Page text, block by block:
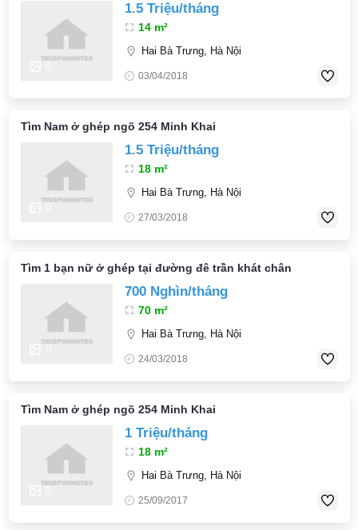
1.5 Triệu/tháng
14 m²
Hai Bà Trưng, Hà Nội
03/04/2018
Tìm Nam ở ghép ngõ 254 Minh Khai
1.5 Triệu/tháng
18 m²
Hai Bà Trưng, Hà Nội
27/03/2018
Tìm 1 bạn nữ ở ghép tại đường đê trần khát chân
700 Nghìn/tháng
70 m²
Hai Bà Trưng, Hà Nội
24/03/2018
Tìm Nam ở ghép ngõ 254 Minh Khai
1 Triệu/tháng
18 m²
Hai Bà Trưng, Hà Nội
25/09/2017